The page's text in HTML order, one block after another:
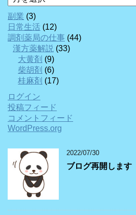
ー
カ
イ
ブ
副業 (3)
日常生活 (12)
調剤薬局の仕事 (44)
漢方薬解説 (33)
大黄剤 (9)
柴胡剤 (6)
桂麻剤 (17)
ログイン
投稿フィード
コメントフィード
WordPress.org
2022/07/30
ブログ再開します